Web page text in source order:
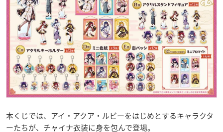
本くじでは、アイ・アクア・ルビーをはじめとするキャラクタ
ーたちが、チャイナ衣装に身を包んで登場。